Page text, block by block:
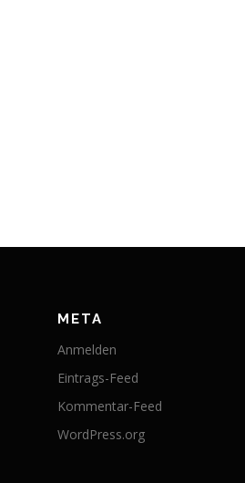
META
Anmelden
Eintrags-Feed
Kommentar-Feed
WordPress.org